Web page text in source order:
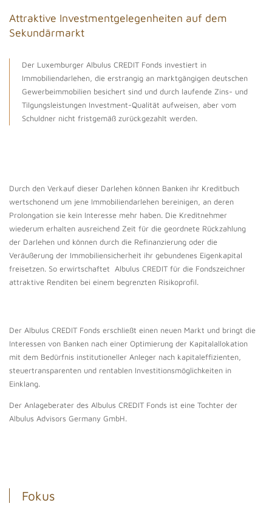
Attraktive Investmentgelegenheiten auf dem
Sekundärmarkt
Der Luxemburger Albulus CREDIT Fonds investiert in
Immobiliendarlehen, die erstrangig an marktgängigen deutschen
Gewerbeimmobilien besichert sind und durch laufende Zins- und
Tilgungsleistungen Investment-Qualität aufweisen, aber vom
Schuldner nicht fristgemäß zurückgezahlt werden.
Durch den Verkauf dieser Darlehen können Banken ihr Kreditbuch
wertschonend um jene Immobiliendarlehen bereinigen, an deren
Prolongation sie kein Interesse mehr haben. Die Kreditnehmer
wiederum erhalten ausreichend Zeit für die geordnete Rückzahlung
der Darlehen und können durch die Refinanzierung oder die
Veräußerung der Immobiliensicherheit ihr gebundenes Eigenkapital
freisetzen. So erwirtschaftet Albulus CREDIT für die Fondszeichner
attraktive Renditen bei einem begrenzten Risikoprofil.
Der Albulus CREDIT Fonds erschließt einen neuen Markt und bringt die
Interessen von Banken nach einer Optimierung der Kapitalallokation
mit dem Bedürfnis institutioneller Anleger nach kapitaleffizienten,
steuertransparenten und rentablen Investitionsmöglichkeiten in
Einklang.
Der Anlageberater des Albulus CREDIT Fonds ist eine Tochter der
Albulus Advisors Germany GmbH.
Fokus